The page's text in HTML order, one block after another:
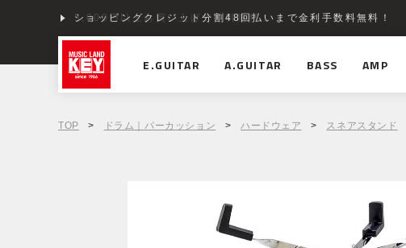
ショッピングクレジット分割48回払いまで金利手数料無料！
E.GUITAR A.GUITAR BASS AMP
TOP > ドラム｜パーカッション > ハードウェア > スネアスタンド